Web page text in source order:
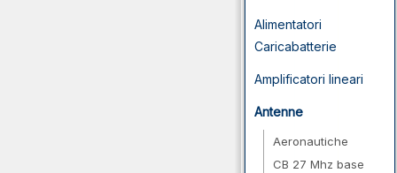
Alimentatori
Caricabatterie
Amplificatori lineari
Antenne
Aeronautiche
CB 27 Mhz base